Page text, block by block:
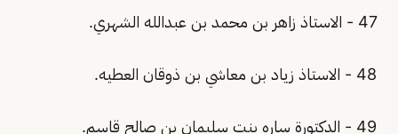
47 - الاستاذ زاهر بن محمد بن عبدالله الشهري.
48 - الاستاذ زياد بن معاشي بن ذوقان العطيه.
49 - الدكتورة ساره بنت سليمان بن صالح قاسم.